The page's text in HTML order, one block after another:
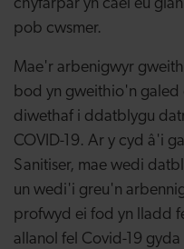
chyfarpar yn cael eu
pob cwsmer.
Mae'r arbenigwyr
bod yn gweithio'n
diwethaf i ddatblygu
COVID-19. Ar y cyd â'i
Sanitiser, mae wedi
un wedi'i greu'n
profwyd ei fod yn lladd
allanol fel Covid-19 gyda